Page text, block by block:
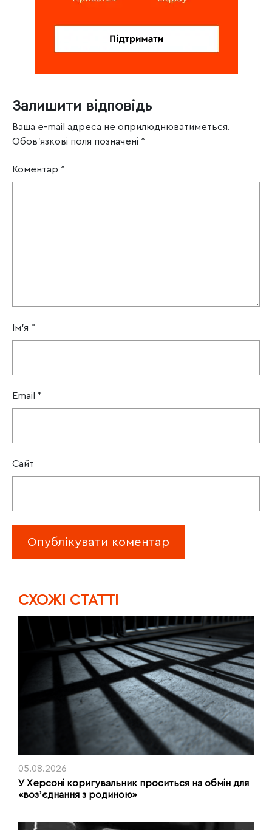
Залишити відповідь
Ваша e-mail адреса не оприлюднюватиметься.
Обов’язкові поля позначені *
Коментар *
Ім'я *
Email *
Сайт
CХОЖІ СТАТТІ
05.08.2026
У Херсоні коригувальник проситься на обмін для
«возʼєднання з родиною»